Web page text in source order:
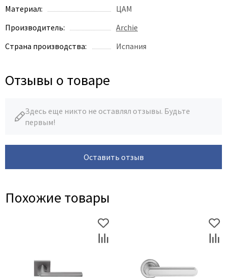
Материал:
ЦАМ
Производитель:
Archie
Страна производства:
Испания
Отзывы о товаре
Здесь еще никто не оставлял отзывы. Будьте
первым!
Оставить отзыв
Похожие товары